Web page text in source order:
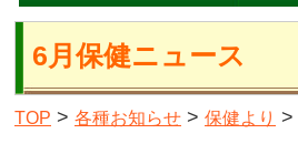
6月保健ニュース
TOP > 各種お知らせ > 保健より >